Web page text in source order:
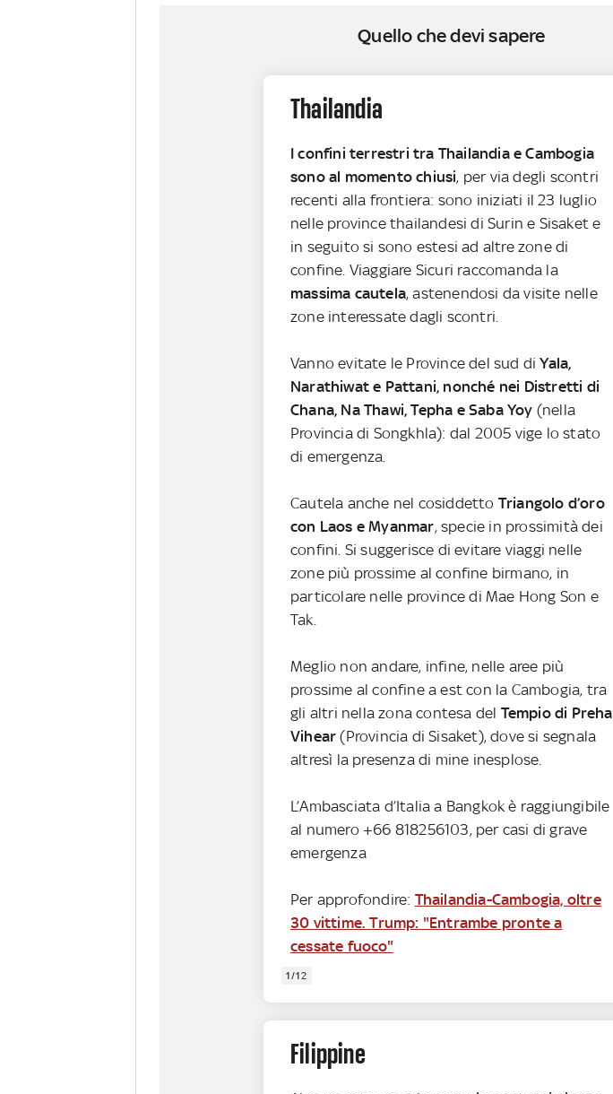
Quello che devi sapere
Thailandia
I confini terrestri tra Thailandia e Cambogia
sono al momento chiusi, per via degli scontri
recenti alla frontiera: sono iniziati il 23 luglio
nelle province thailandesi di Surin e Sisaket e
in seguito si sono estesi ad altre zone di
confine. Viaggiare Sicuri raccomanda la
massima cautela, astenendosi da visite nelle
zone interessate dagli scontri.
Vanno evitate le Province del sud diYala,
Narathiwat e Pattani, nonché nei Distretti di
Chana, Na Thawi, Tepha e Saba Yoy (nella
Provincia di Songkhla): dal 2005 vige lo stato
di emergenza.
Cautela anche nel cosiddetto Triangolo d’oro
con Laos e Myanmar, specie in prossimità dei
confini. Si suggerisce di evitare viaggi nelle
zone più prossime al confine birmano, in
particolare nelle province di Mae Hong Son e
Tak.
Meglio non andare, infine, nelle aree più
prossime al confine a est con la Cambogia, tra
gli altri nella zona contesa del Tempio di Preha
Vihear (Provincia di Sisaket), dove si segnala
altresì la presenza di mine inesplose.
L’Ambasciata d’Italia a Bangkok è raggiungibile
al numero +66 818256103, per casi di grave
emergenza
Per approfondire: Thailandia-Cambogia, oltre
30 vittime. Trump: "Entrambe pronte a
cessate fuoco"
1/12
Filippine